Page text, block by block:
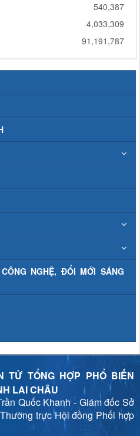
540,387
4,033,309
91,191,787
NGHỆ, ĐỔI MỚI SÁNG
TỬ TỔNG HỢP PHỔ BIẾN
LAI CHÂU
Quốc Khanh - Giám đốc Sở
trực Hội đồng Phối hợp